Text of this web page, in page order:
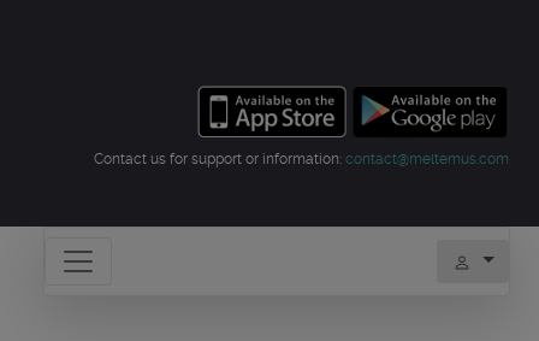
Contact us for support or information: contact@meltemus.com